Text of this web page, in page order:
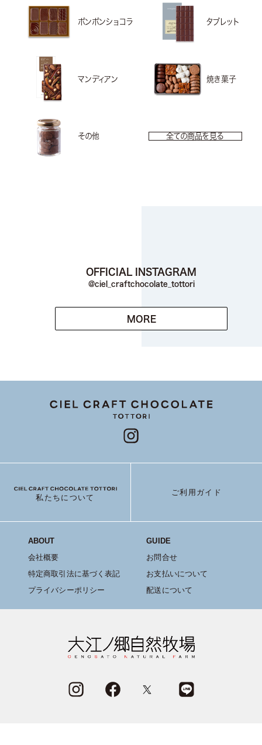
ボンボンショコラ タブレット
マンディアン 焼き菓子
その他 全ての商品を見る
OFFICIAL INSTAGRAM
@ciel_craftchocolate_tottori
MORE
私たちについて
ご利用ガイド
ABOUT
会社概要
特定商取引法に基づく表記
プライバシーポリシー
GUIDE
お問合せ
お支払いについて
配送について